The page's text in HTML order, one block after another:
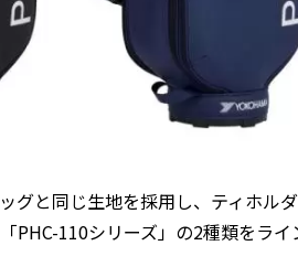
グと同じ生地を採用し、ティホル
PHC-110シリーズ」の2種類をライ